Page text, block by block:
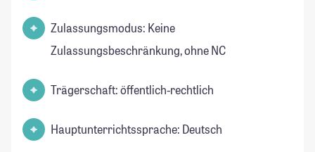
Zulassungsmodus: Keine
Zulassungsbeschränkung, ohne NC
Trägerschaft: öffentlich-rechtlich
Hauptunterrichtssprache: Deutsch